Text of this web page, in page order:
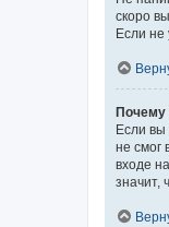
скоро
Если не
Почему
Если вы
не смог
входе
значит,